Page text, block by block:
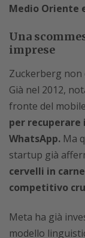
Medio Oriente
Una
imprese
Zuckerberg non
Già nel 2012,
fronte del
per recuperare
WhatsApp. Ma
startup già
cervelli in
competitivo
Meta ha già
modello